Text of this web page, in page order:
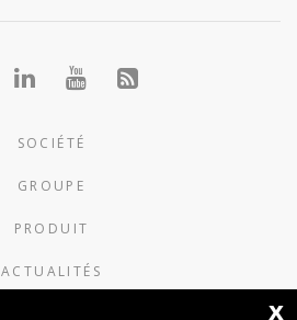
SOCIÉTÉ
GROUPE
PRODUIT
ACTUALITÉS
x